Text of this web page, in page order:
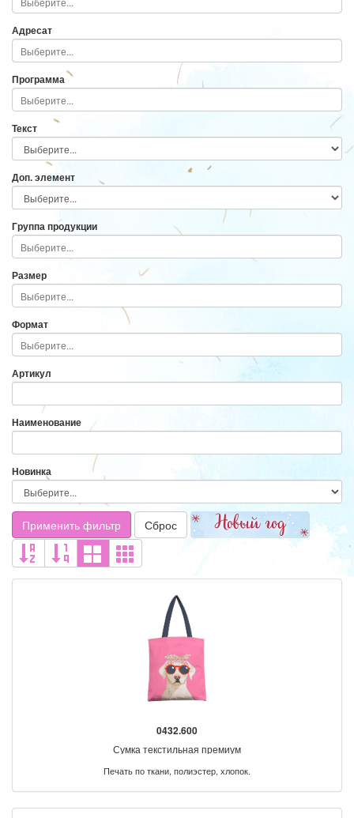
Адресат
Программа
Текст
Доп. элемент
Группа продукции
Размер
Формат
Артикул
Наименование
Новинка
Применить фильтр Сброс
0432.600
Сумка текстильная премиум
Печать по ткани, полиэстер, хлопок.